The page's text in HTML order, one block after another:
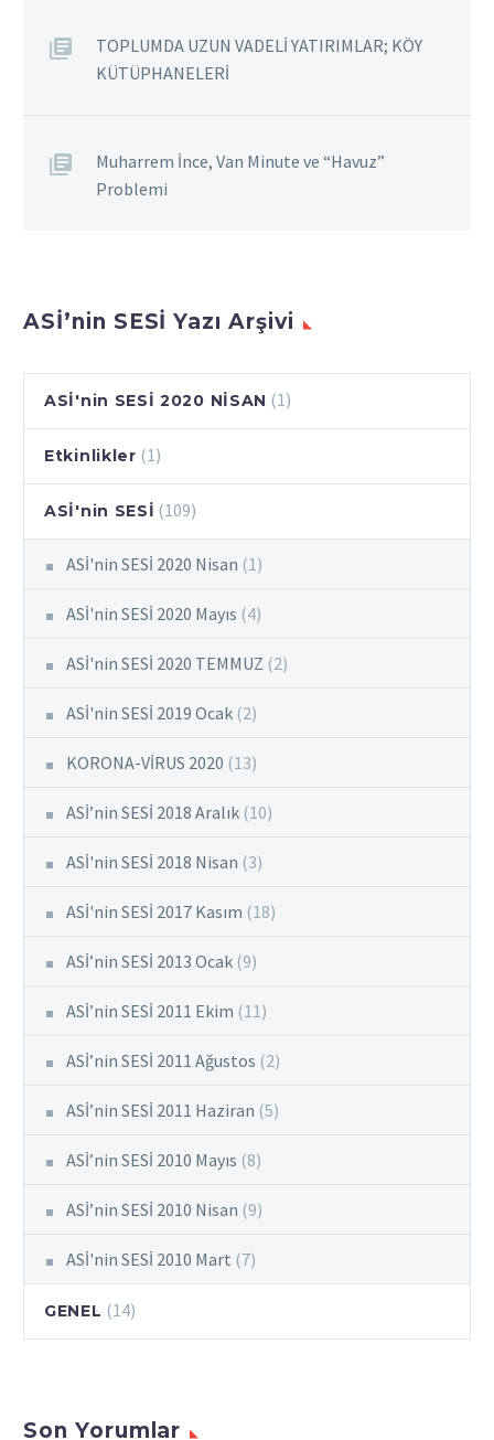
şiir kitabıyla böylesi zor
bir…
TOPLUMDA UZUN VADELİ YATIRIMLAR; KÖY
KÜTÜPHANELERİ
Muharrem İnce, Van Minute ve “Havuz”
Problemi
ASİ’nin SESİ Yazı Arşivi
ASİ'nin SESİ 2020 NİSAN (1)
Etkinlikler (1)
ASİ'nin SESİ (109)
ASİ'nin SESİ 2020 Nisan (1)
ASİ'nin SESİ 2020 Mayıs (4)
ASİ'nin SESİ 2020 TEMMUZ (2)
ASİ'nin SESİ 2019 Ocak (2)
KORONA-VİRUS 2020 (13)
ASİ’nin SESİ 2018 Aralık (10)
ASİ'nin SESİ 2018 Nisan (3)
ASİ'nin SESİ 2017 Kasım (18)
ASİ’nin SESİ 2013 Ocak (9)
ASİ’nin SESİ 2011 Ekim (11)
ASİ’nin SESİ 2011 Ağustos (2)
ASİ’nin SESİ 2011 Haziran (5)
ASİ’nin SESİ 2010 Mayıs (8)
ASİ’nin SESİ 2010 Nisan (9)
ASİ'nin SESİ 2010 Mart (7)
GENEL (14)
Son Yorumlar